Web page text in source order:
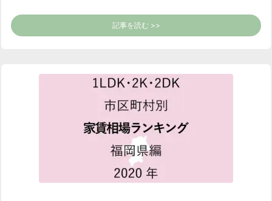
記事を読む >>